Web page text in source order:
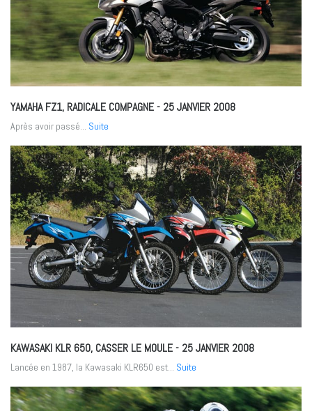
YAMAHA FZ1, RADICALE COMPAGNE- 25 JANVIER 2008
Après avoir passé... Suite
KAWASAKI KLR 650, CASSER LE MOULE- 25 JANVIER 2008
Lancée en 1987, la Kawasaki KLR650 est... Suite